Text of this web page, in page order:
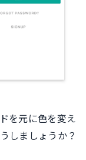
を元に色を変え
しましょうか？